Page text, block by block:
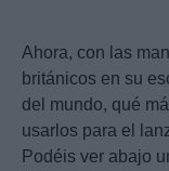
Ahora, con las
británicos en su
del mundo, qué
usarlos para el
Podéis ver abajo